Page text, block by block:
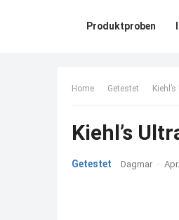
Produktproben
Home Getestet
Kiehl’s
Getestet Dagmar ·